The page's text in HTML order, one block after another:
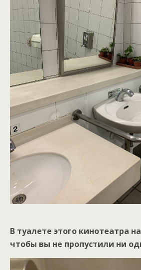
В туалете этого кинотеатра
чтобы вы не пропустили ни